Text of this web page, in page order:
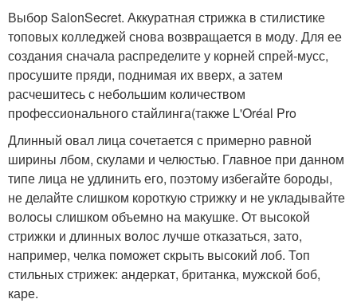
Выбор SalonSecret. Аккуратная стрижка в стилистике
топовых колледжей снова возвращается в моду. Для ее
создания сначала распределите у корней спрей-мусс,
просушите пряди, поднимая их вверх, а затем
расчешитесь с небольшим количеством
профессионального стайлинга(также L'Oréal Pro
Длинный овал лица сочетается с примерно равной
ширины лбом, скулами и челюстью. Главное при данном
типе лица не удлинить его, поэтому избегайте бороды,
не делайте слишком короткую стрижку и не укладывайте
волосы слишком объемно на макушке. От высокой
стрижки и длинных волос лучше отказаться, зато,
например, челка поможет скрыть высокий лоб. Топ
стильных стрижек: андеркат, британка, мужской боб,
каре.